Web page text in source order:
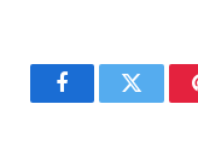
FacebookTwitter